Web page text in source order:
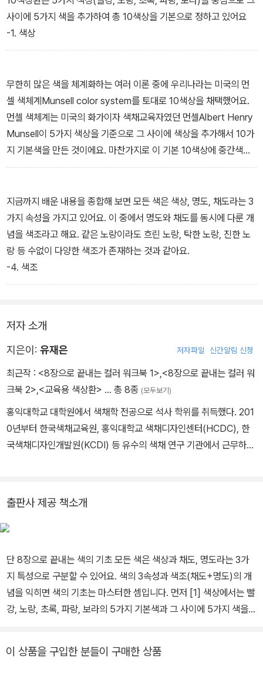
사이에 5가지 색을 추가하여 총 10색상을 기본으로 정하고 있어요
-1. 색상
무한히 많은 색을 체계화하는 여러 이론 중에 우리나라는 미국의 먼
셀 색체계Munsell color system를 토대로 10색상을 채택했어요.
먼셀 색체계는 미국의 화가이자 색채교육자였던 먼셀Albert Henry
Munsell이 5가지 색상을 기준으로 그 사이에 색상을 추가해서 10가
지 기본색을 만든 것이에요. 마찬가지로 이 기본 10색상에 중간색을
더해서 20색상, 다시 중간색을 더해서 40색상, 80색상
-10색상환이란?
지금까지 배운 내용을 종합해 보면 모든 색은 색상, 명도, 채도라는 3
가지 속성을 가지고 있어요. 이 중에서 명도와 채도를 동시에 다룬 개
념을 색조라고 해요. 같은 노랑이라도 흐린 노랑, 탁한 노랑, 진한 노
랑 등 수없이 다양한 색조가 존재하는 것과 같아요.
-4. 색조
저자 소개
지은이: 유재은 저자파일 신간알림 신청
최근작 : <8장으로 끝내는 컬러 워크북 1>,<8장으로 끝내는 컬러 워
크북 2>,<교육용 색상환> … 총 8종 (모두보기)
홍익대학교 대학원에서 색채학 전공으로 석사 학위를 취득했다. 201
0년부터 한국색채교육원, 홍익대학교 색채디자인센터(HCDC), 한
국색채디자인개발원(KCDI) 등 유수의 색채 연구 기관에서 근무하
소(DCI)를 운영하여 색채 교구 및 교육 프로그램을 개발하고 색채교
육지도사(1급/2급/3급) 자격증을 통해 강사를 양성하고 있다. 유튜
출판사 제공 책소개
단 8장으로 끝내는 색의 기초 모든 색은 색상과 채도, 명도라는 3가
지 특성으로 구분할 수 있어요. 색의 3속성과 색조(채도+명도)의 개
념을 익히면 색의 기초는 마스터한 셈입니다. 먼저 [1] 색상에서는 빨
강, 노랑, 초록, 파랑, 보라의 5가지 기본색과 그 사이에 5가지 색을
요. [3] 명도에서는 가장 밝은색과 어두운색은 무엇인지, 고명도와 저
이 상품을 구입한 분들이 구매한 상품